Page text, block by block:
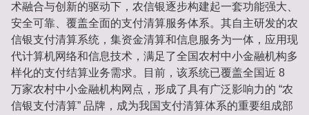
术融合与创新的驱动下，农信银逐步构建起一套功能强大、
安全可靠、覆盖全面的支付清算服务体系。其自主研发的农
信银支付清算系统，集资金清算和信息服务为一体，应用现
代计算机网络和信息技术，满足了全国农村中小金融机构多
样化的支付结算业务需求。目前，该系统已覆盖全国近 8
万家农村中小金融机构网点，形成了具有广泛影响力的 “农
信银支付清算” 品牌，成为我国支付清算体系的重要组成部